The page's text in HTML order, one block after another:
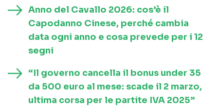
Anno del Cavallo 2026: cos’è il
Capodanno Cinese, perché cambia
data ogni anno e cosa prevede per i 12
segni
“Il governo cancella il bonus under 35
da 500 euro al mese: scade il 2 marzo,
ultima corsa per le partite IVA 2025”